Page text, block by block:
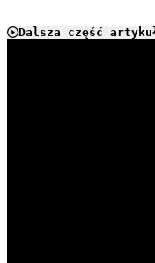
Dalsza część